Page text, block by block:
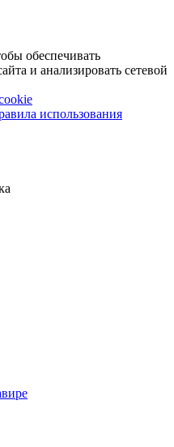
обеспечивать
и анализировать сетевой
использования